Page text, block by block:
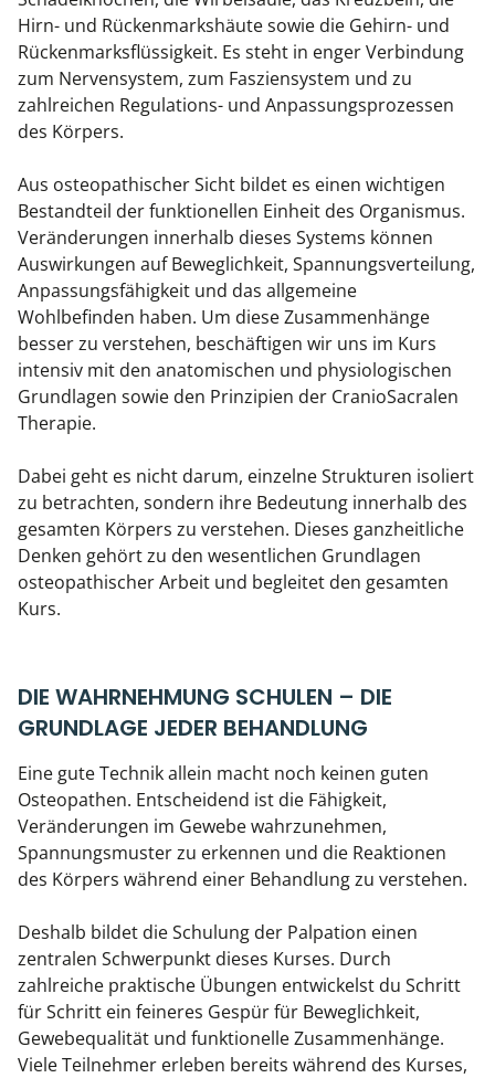
Hirn- und Rückenmarkshäute sowie die Gehirn- und
Rückenmarksflüssigkeit. Es steht in enger Verbindung
zum Nervensystem, zum Fasziensystem und zu
zahlreichen Regulations- und Anpassungsprozessen
des Körpers.
Aus osteopathischer Sicht bildet es einen wichtigen
Bestandteil der funktionellen Einheit des Organismus.
Veränderungen innerhalb dieses Systems können
Auswirkungen auf Beweglichkeit, Spannungsverteilung,
Anpassungsfähigkeit und das allgemeine
Wohlbefinden haben. Um diese Zusammenhänge
besser zu verstehen, beschäftigen wir uns im Kurs
intensiv mit den anatomischen und physiologischen
Grundlagen sowie den Prinzipien der CranioSacralen
Therapie.
Dabei geht es nicht darum, einzelne Strukturen isoliert
zu betrachten, sondern ihre Bedeutung innerhalb des
gesamten Körpers zu verstehen. Dieses ganzheitliche
Denken gehört zu den wesentlichen Grundlagen
osteopathischer Arbeit und begleitet den gesamten
Kurs.
DIE WAHRNEHMUNG SCHULEN – DIE
GRUNDLAGE JEDER BEHANDLUNG
Eine gute Technik allein macht noch keinen guten
Osteopathen. Entscheidend ist die Fähigkeit,
Veränderungen im Gewebe wahrzunehmen,
Spannungsmuster zu erkennen und die Reaktionen
des Körpers während einer Behandlung zu verstehen.
Deshalb bildet die Schulung der Palpation einen
zentralen Schwerpunkt dieses Kurses. Durch
zahlreiche praktische Übungen entwickelst du Schritt
für Schritt ein feineres Gespür für Beweglichkeit,
Gewebequalität und funktionelle Zusammenhänge.
Viele Teilnehmer erleben bereits während des Kurses,